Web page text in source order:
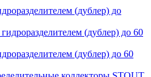
(дублер) до
(дублер) до 60